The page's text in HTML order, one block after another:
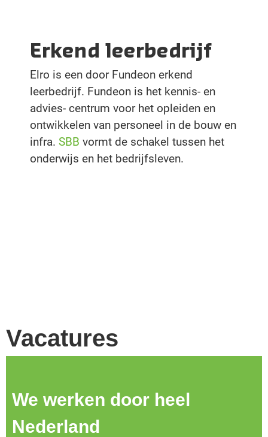
Erkend leerbedrijf
Elro is een door Fundeon erkend
leerbedrijf. Fundeon is het kennis- en
advies- centrum voor het opleiden en
ontwikkelen van personeel in de bouw en
infra. SBB vormt de schakel tussen het
onderwijs en het bedrijfsleven.
Vacatures
We werken door heel
Nederland